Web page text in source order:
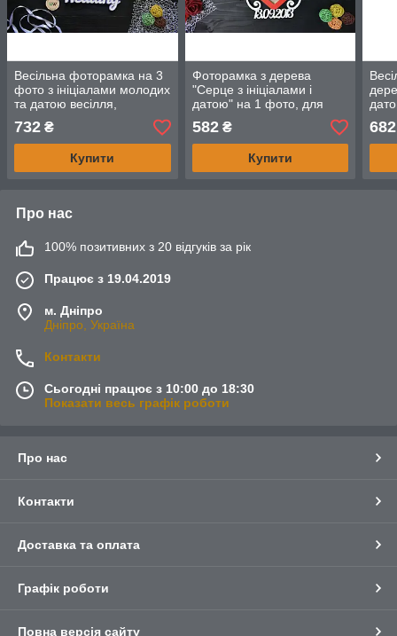
Весільна фоторамка на 3
фото з ініціалами молодих
та датою весілля,
подарунок молодятам
732 ₴
Купити
Фоторамка з дерева
"Серце з ініціалами і
датою" на 1 фото, для
фото закоханих, на
річницю, молодій парі
582₴
Купити
із
682
Про нас
100% позитивних з 20 відгуків за рік
Працює з 19.04.2019
м. Дніпро
Дніпро, Україна
Контакти
Сьогодні працює з 10:00 до 18:30
Показати весь графік роботи
Про нас
Контакти
Доставка та оплата
Графік роботи
Повна версія сайту